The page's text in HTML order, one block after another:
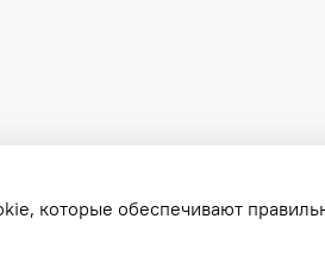
которые обеспечивают